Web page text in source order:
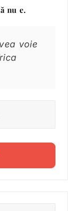
nu e.
voie